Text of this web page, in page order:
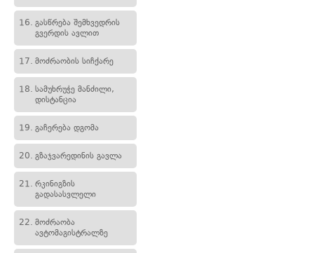
16. გასწრება შემხვედრის
გვერდის ავლით
17. მოძრაობის სიჩქარე
18. სამუხრუჭე მანძილი,
დისტანცია
19. გაჩერება დგომა
20. გზაჯვარედინის გავლა
21. რკინიგზის
გადასასვლელი
22. მოძრაობა
ავტომაგისტრალზე